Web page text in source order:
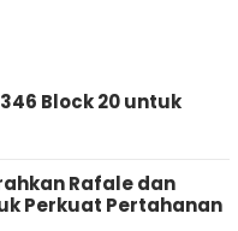
Block 20 untuk
Rafale dan
Perkuat Pertahanan